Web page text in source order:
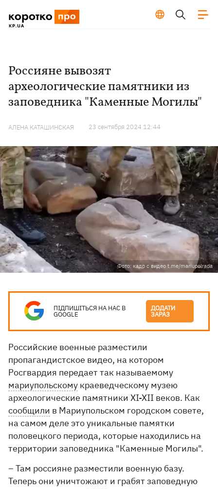
Россияне вывозят
археологические памятники из
заповедника "Каменные Могилы"
АЛЕНА КАТАШИНСКАЯ 23 сентября 2024 12:44
Фото: кадр с видео t.me/mariupolrada
ПІДПИШІТЬСЯ НА НАС В
GOOGLE
ДОДАТИ
ЗАРАЗ
Российские военные разместили
пропагандистское видео, на котором
Росгвардия передает так называемому
мариупольскому краеведческому музею
археологические памятники XI-XII веков. Как
сообщили в Мариупольском городском совете,
на самом деле это уникальные памятки
половецкого периода, которые находились на
территории заповедника "Каменные Могилы".
– Там россияне разместили военную базу.
Теперь они уничтожают и грабят заповедную